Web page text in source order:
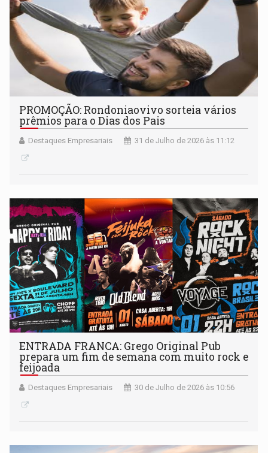
PROMOÇÃO: Rondoniaovivo sorteia vários
prêmios para o Dias dos Pais
Destaques Empresariais 31 de Julho de 2026 às 11:12
ENTRADA FRANCA: Grego Original Pub
prepara um fim de semana com muito rock e
feijoada
Destaques Empresariais 30 de Julho de 2026 às 10:56